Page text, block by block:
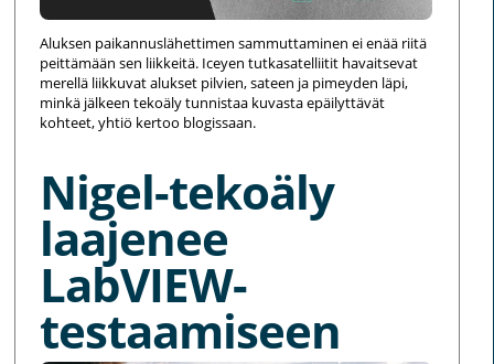
Aluksen paikannuslähettimen sammuttaminen ei enää riitä
peittämään sen liikkeitä. Iceyen tutkasatelliitit havaitsevat
merellä liikkuvat alukset pilvien, sateen ja pimeyden läpi,
minkä jälkeen tekoäly tunnistaa kuvasta epäilyttävät
kohteet, yhtiö kertoo blogissaan.
Nigel-tekoäly
laajenee
LabVIEW-
testaamiseen